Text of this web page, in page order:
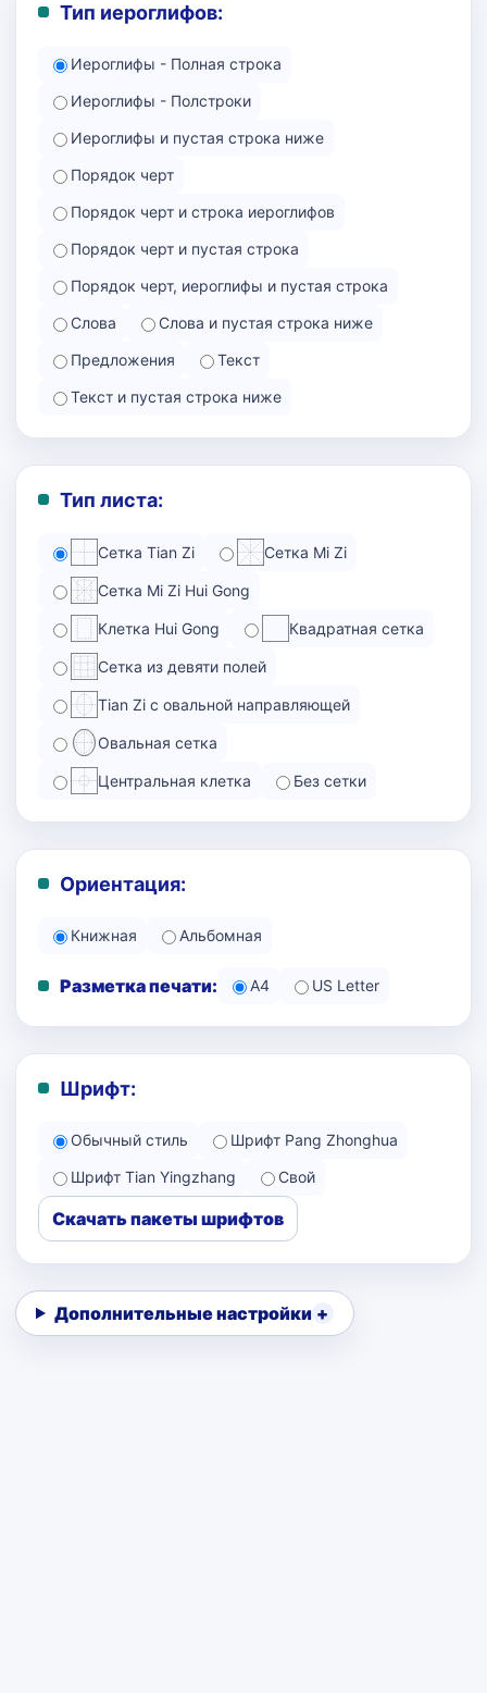
Тип иероглифов:
Иероглифы - Полная строка
Иероглифы - Полстроки
Иероглифы и пустая строка ниже
Порядок черт
Порядок черт и строка иероглифов
Порядок черт и пустая строка
Порядок черт, иероглифы и пустая строка
Слова
Слова и пустая строка ниже
Предложения
Текст
Текст и пустая строка ниже
Тип листа:
Сетка Tian Zi Сетка Mi Zi
Сетка Mi Zi Hui Gong
Клетка Hui Gong Квадратная сетка
Сетка из девяти полей
Tian Zi с овальной направляющей
Овальная сетка
Центральная клетка Без сетки
Ориентация:
Книжная Альбомная
Разметка печати: A4 US Letter
Шрифт:
Обычный стиль
Шрифт Pang Zhonghua
Шрифт Tian Yingzhang
Свой
Скачать пакеты шрифтов
Дополнительные настройки